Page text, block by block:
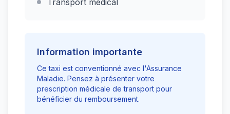
Transport médical
Information importante
Ce taxi est conventionné avec l'Assurance
Maladie. Pensez à présenter votre
prescription médicale de transport pour
bénéficier du remboursement.